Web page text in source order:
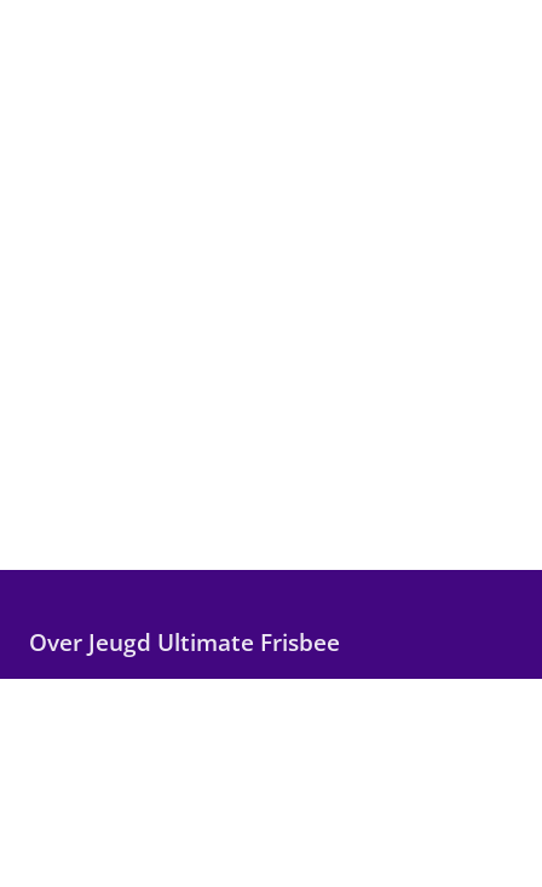
Over Jeugd Ultimate Frisbee